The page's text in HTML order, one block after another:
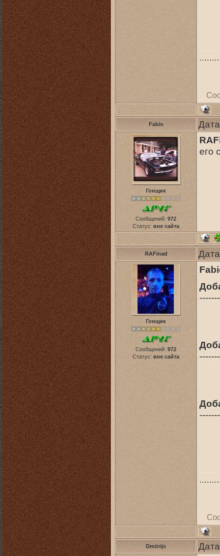
Fabio
Гонщик
Сообщений: 972
Статус: вне сайта
его
RAFinad
Гонщик
Сообщений: 972
Статус: вне сайта
Dmitrijs